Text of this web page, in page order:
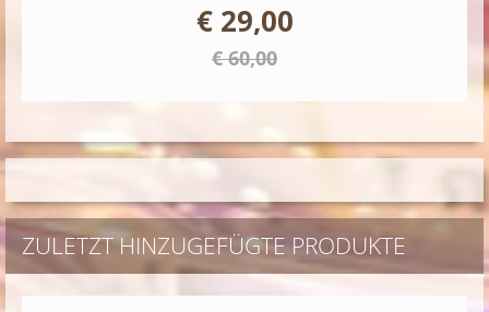
€ 29,00
€ 60,00
ZULETZT HINZUGEFÜGTE PRODUKTE